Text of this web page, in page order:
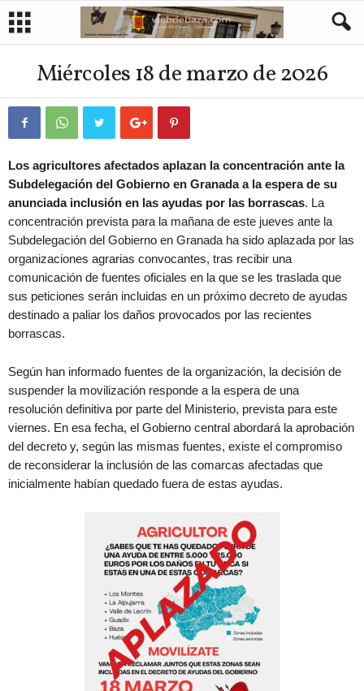
Miércoles 18 de marzo de 2026
Los agricultores afectados aplazan la concentración ante la
Subdelegación del Gobierno en Granada a la espera de su
anunciada inclusión en las ayudas por las borrascas. La
concentración prevista para la mañana de este jueves ante la
Subdelegación del Gobierno en Granada ha sido aplazada por las
organizaciones agrarias convocantes, tras recibir una
comunicación de fuentes oficiales en la que se les traslada que
sus peticiones serán incluidas en un próximo decreto de ayudas
destinado a paliar los daños provocados por las recientes
borrascas.
Según han informado fuentes de la organización, la decisión de
suspender la movilización responde a la espera de una
resolución definitiva por parte del Ministerio, prevista para este
viernes. En esa fecha, el Gobierno central abordará la aprobación
del decreto y, según las mismas fuentes, existe el compromiso
de reconsiderar la inclusión de las comarcas afectadas que
inicialmente habían quedado fuera de estas ayudas.